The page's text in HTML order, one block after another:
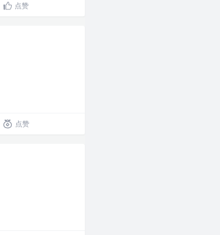
点赞
点赞